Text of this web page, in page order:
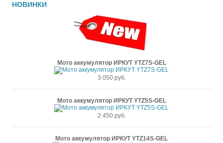
НОВИНКИ
Мото аккумулятор ИРКУТ YTZ7S-GEL
3 050 руб.
Мото аккумулятор ИРКУТ YTZ5S-GEL
2 450 руб.
Мото аккумулятор ИРКУТ YTZ14S-GEL